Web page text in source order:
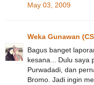
May 03, 2009
Weka Gunawan
Bagus banget
kesana... Dulu saya
Purwadadi, dan
Bromo. Jadi ingin